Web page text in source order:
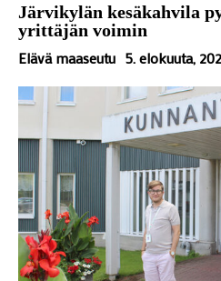
Järvikylän kesäkahvila
yrittäjän voimin
Elävä maaseutu 5. elokuuta,